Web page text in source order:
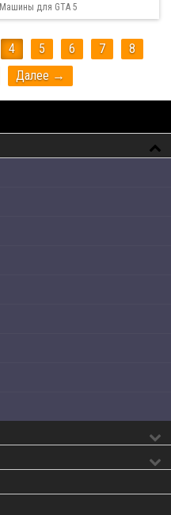
Машины для GTA 5
4 5 6 7
8
Далее →